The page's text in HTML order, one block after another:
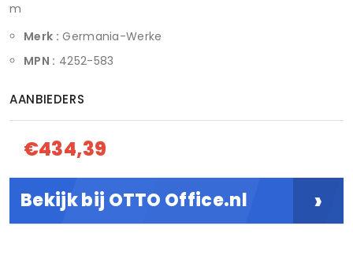
m
Merk : Germania-Werke
MPN : 4252-583
AANBIEDERS
€434,39
Bekijk bij OTTO Office.nl ›